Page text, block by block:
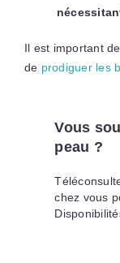
Il est important
de prodiguer les
Vous
peau ?
chez vous